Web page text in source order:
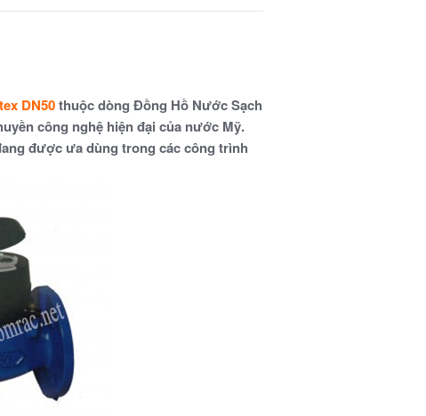
DN50thuộc dòng Đồng Hồ Nước Sạch
công nghệ hiện đại của nước Mỹ.
được ưa dùng trong các công trình